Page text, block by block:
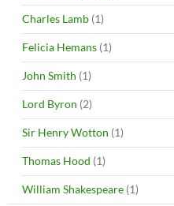
Charles Lamb (1)
Felicia Hemans (1)
John Smith (1)
Lord Byron (2)
Sir Henry Wotton (1)
Thomas Hood (1)
William Shakespeare (1)